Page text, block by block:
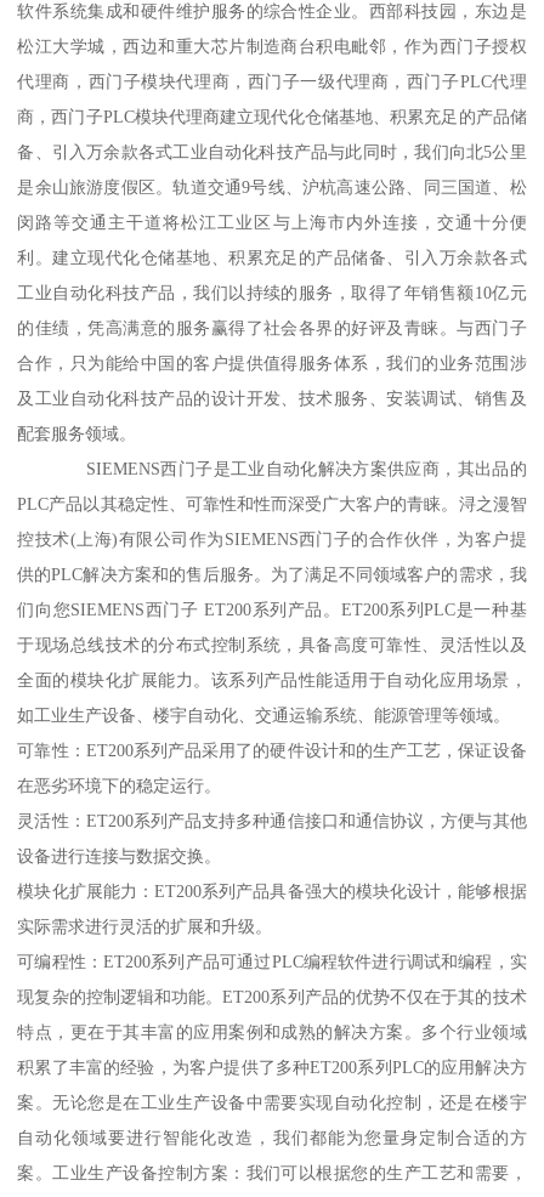
软件系统集成和硬件维护服务的综合性企业。西部科技园，东边是
松江大学城，西边和重大芯片制造商台积电毗邻，作为西门子授权
代理商，西门子模块代理商，西门子一级代理商，西门子PLC代理
商，西门子PLC模块代理商建立现代化仓储基地、积累充足的产品储
备、引入万余款各式工业自动化科技产品与此同时，我们向北5公里
是余山旅游度假区。轨道交通9号线、沪杭高速公路、同三国道、松
闵路等交通主干道将松江工业区与上海市内外连接，交通十分便
利。建立现代化仓储基地、积累充足的产品储备、引入万余款各式
工业自动化科技产品，我们以持续的服务，取得了年销售额10亿元
的佳绩，凭高满意的服务赢得了社会各界的好评及青睐。与西门子
合作，只为能给中国的客户提供值得服务体系，我们的业务范围涉
及工业自动化科技产品的设计开发、技术服务、安装调试、销售及
配套服务领域。
SIEMENS西门子是工业自动化解决方案供应商，其出品的
PLC产品以其稳定性、可靠性和性而深受广大客户的青睐。浔之漫智
控技术(上海)有限公司作为SIEMENS西门子的合作伙伴，为客户提
供的PLC解决方案和的售后服务。为了满足不同领域客户的需求，我
们向您SIEMENS西门子 ET200系列产品。ET200系列PLC是一种基
于现场总线技术的分布式控制系统，具备高度可靠性、灵活性以及
全面的模块化扩展能力。该系列产品性能适用于自动化应用场景，
如工业生产设备、楼宇自动化、交通运输系统、能源管理等领域。
可靠性：ET200系列产品采用了的硬件设计和的生产工艺，保证设备
在恶劣环境下的稳定运行。
灵活性：ET200系列产品支持多种通信接口和通信协议，方便与其他
设备进行连接与数据交换。
模块化扩展能力：ET200系列产品具备强大的模块化设计，能够根据
实际需求进行灵活的扩展和升级。
可编程性：ET200系列产品可通过PLC编程软件进行调试和编程，实
现复杂的控制逻辑和功能。ET200系列产品的优势不仅在于其的技术
特点，更在于其丰富的应用案例和成熟的解决方案。多个行业领域
积累了丰富的经验，为客户提供了多种ET200系列PLC的应用解决方
案。无论您是在工业生产设备中需要实现自动化控制，还是在楼宇
自动化领域要进行智能化改造，我们都能为您量身定制合适的方
案。工业生产设备控制方案：我们可以根据您的生产工艺和需要，